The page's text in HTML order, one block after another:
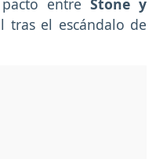
pacto entreStone y
tras el escándalo de